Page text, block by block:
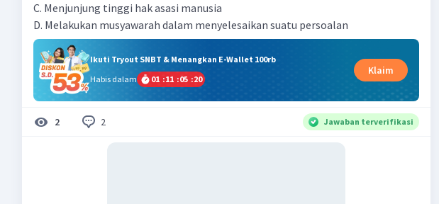
C. Menjunjung tinggi hak asasi manusia
D. Melakukan musyawarah dalam menyelesaikan suatu persoalan
Ikuti Tryout SNBT & Menangkan E-Wallet 100rb
Habis dalam
01 :11 :05 :20
Klaim
2 2 Jawaban terverifikasi